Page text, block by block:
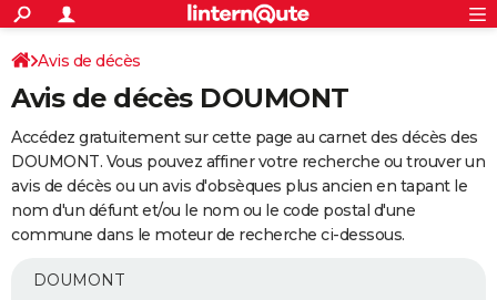
ACTUALITÉS
Politique
Société
Faits Divers
Education
Monde
Villes
+
SPORT
Coupe du monde 2026
Football
Tennis
Cyclisme
Rugby
Forum
Programme TV
TNT
Streaming
Cinéma
Sorties cinéma
Musique
+
FINANCE
Retraite
Epargne
Immobilier
Risques naturels par ville
Banque
Assurance
AUTO
Essais
Réserver un essai
Citadines
Berlines
SUV
Forum auto
+
Mobiles
Meilleur smartphone
Internet
Ordinateurs
Jeux vidéo
Guide high-tech
Avis de décès
Avis de décès DOUMONT
Accédez gratuitement sur cette page au carnet des décès des
DOUMONT. Vous pouvez affiner votre recherche ou trouver un
avis de décès ou un avis d'obsèques plus ancien en tapant le
nom d'un défunt et/ou le nom ou le code postal d'une
commune dans le moteur de recherche ci-dessous.